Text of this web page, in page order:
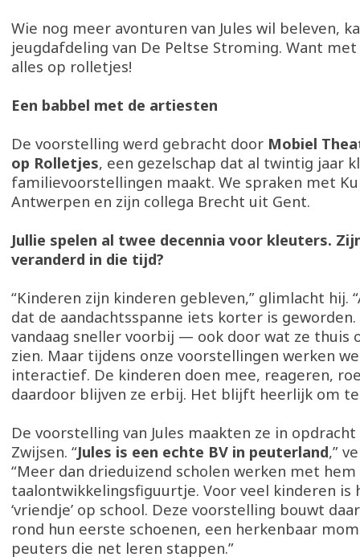
Wie nog meer avonturen van Jules wil beleven,
jeugdafdeling van De Peltse Stroming. Want
alles op rolletjes!
Een babbel met de artiesten
De voorstelling werd gebracht door Mobiel
op Rolletjes, een gezelschap dat al twintig jaar
familievoorstellingen maakt. We spraken met
Antwerpen en zijn collega Brecht uit Gent.
Jullie spelen al twee decennia voor kleuters.
veranderd in die tijd?
“Kinderen zijn kinderen gebleven,” glimlacht hij.
dat de aandachtsspanne iets korter is
vandaag sneller voorbij — ook door wat ze thuis
zien. Maar tijdens onze voorstellingen werken
interactief. De kinderen doen mee, reageren,
daardoor blijven ze erbij. Het blijft heerlijk om te
De voorstelling van Jules maakten ze in
Zwijsen. “Jules is een echte BV in peuterland,”
“Meer dan drieduizend scholen werken met hem
taalontwikkelingsfiguurtje. Voor veel kinderen is
‘vriendje’ op school. Deze voorstelling bouwt
rond hun eerste schoenen, een herkenbaar
peuters die net leren stappen.”